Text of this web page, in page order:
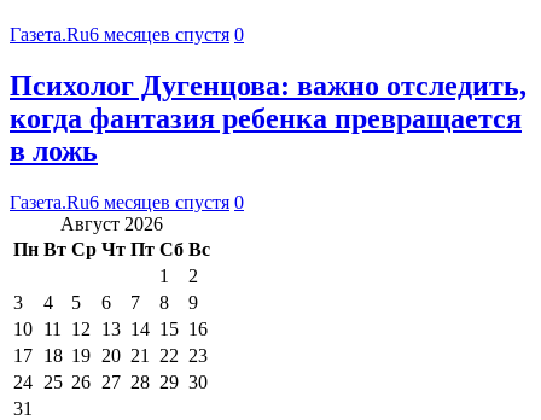
Газета.Ru6 месяцев спустя 0
Психолог Дугенцова: важно отследить,
когда фантазия ребенка превращается
в ложь
Газета.Ru6 месяцев спустя 0
Август 2026
Пн Вт Ср Чт Пт Сб Вс
1
2
3
4 5 6 7 8
9
10 11 12 13 14 15 16
17 18 19 20 21 22 23
24 25 26 27 28 29 30
31